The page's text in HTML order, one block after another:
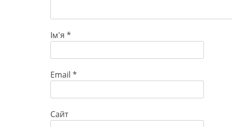
Ім'я *
Email *
Сайт